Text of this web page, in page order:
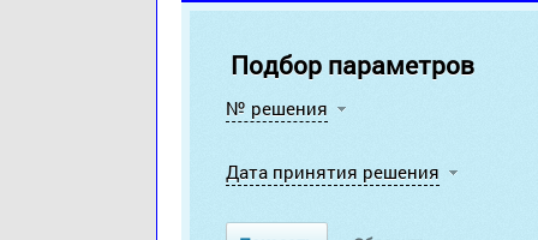
Подбор параметров
№ решения
Дата принятия решения